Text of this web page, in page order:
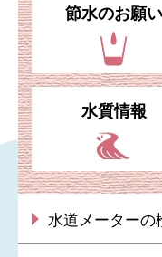
節水のお願い
水質情報
水道メーターの